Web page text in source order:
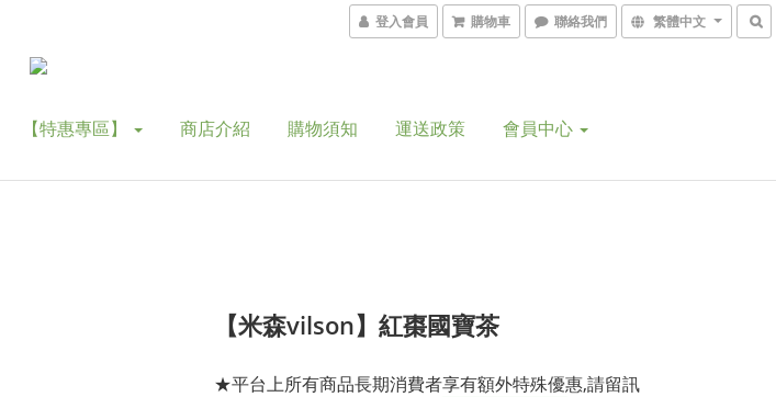
登入會員 購物車 聯絡我們 繁體中文
【特惠專區】 商店介紹 購物須知 運送政策 會員中心
【米森vilson】紅棗國寶茶
★平台上所有商品長期消費者享有額外特殊優惠,請留訊